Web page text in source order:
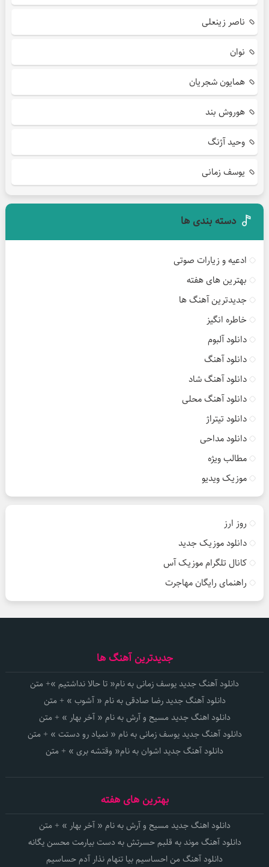
ناصر زینعلی
نوان
همایون شجریان
هوروش بند
وحید آژنگ
یوسف زمانی
دسته بندی ها
ادعیه و زیارات صوتی
بهترین های هفته
جدیدترین آهنگ ها
خاطره انگیز
دانلود آلبوم
دانلود آهنگ
دانلود آهنگ شاد
دانلود آهنگ محلی
دانلود تیتراژ
دانلود مداحی
مطالب ویژه
موزیک ویدیو
روز ارز
دانلود موزیک جدید
کانال تلگرام موزیک آس
راهنمای رایگان مهاجرت
جدیدترین آهنگ ها
دانلود آهنگ جدید یوسف زمانی به نام« تا حالا نداشتیم »+ متن
دانلود آهنگ جدید رضا صادقی به نام « آشوب » + متن
دانلود اهنگ جدید مسیح و آرش به نام « آخر بهار » + متن
دانلود آهنگ جدید یوسف زمانی به نام « نمیاد رو دستت » + متن
دانلود آهنگ جدید اشوان به نام« وقتشه بری » + متن
بهترین های هفته
دانلود اهنگ جدید مسیح و آرش به نام « آخر بهار » + متن
دانلود آهنگ موند به قلبم حسرتش به دست بیارمت محسن یگانه
دانلود آهنگ من احساسیم بیا تنهام نذار آدم حساسیم